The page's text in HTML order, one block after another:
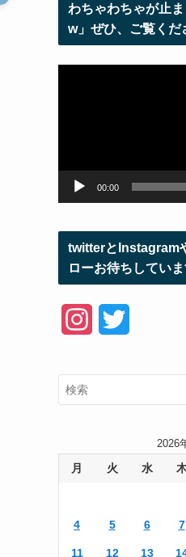
わちゃわちゃが止
w」ぜひ、ご覧くだ
00:00
twitterとInstagram
ローお待ちしていま
2026
月 火 水
4 5 6 7
11 12 13